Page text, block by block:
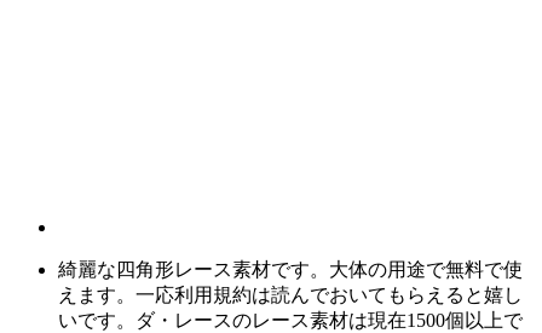
綺麗な四角形レース素材です。大体の用途で無料で使
えます。一応利用規約は読んでおいてもらえると嬉し
いです。ダ・レースのレース素材は現在1500個以上で